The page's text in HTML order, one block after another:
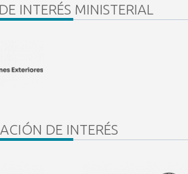
INTERÉS MINISTERIAL
DE INTERÉS